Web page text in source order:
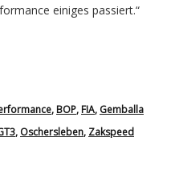
einiges passiert.“
, BOP, FIA, Gemballa
, Oschersleben, Zakspeed